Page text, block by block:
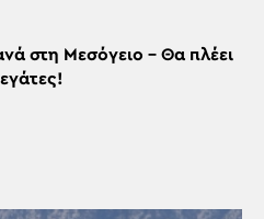
στη Μεσόγειο – Θα πλέει